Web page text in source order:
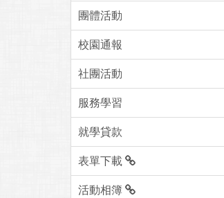
團體活動
校園通報
社團活動
服務學習
就學貸款
表單下載
活動相簿